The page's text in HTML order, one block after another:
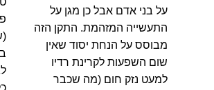
על בני אדם אבל כן מגן על
התעשייה המזהמת. התקן הזה
מבוסס על הנחת יסוד שאין
שום השפעות לקרינת רדיו
למעט נזק חום (מה שכבר